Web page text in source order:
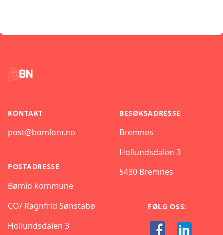
KONTAKT
post@bomlonr.no
POSTADRESSE
Bømlo kommune
CO/ Ragnfrid Sønstabø
Hollundsdalen 3
BESØKSADRESSE
Bremnes
Hollundsdalen 3
5430 Bremnes
FØLG OSS: